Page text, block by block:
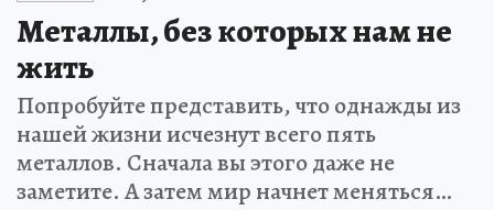
Металлы, без которых нам не
жить
Попробуйте представить, что однажды из
нашей жизни исчезнут всего пять
металлов. Сначала вы этого даже не
заметите. А затем мир начнет меняться…